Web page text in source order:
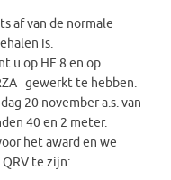
af van de normale
is.
u op HF 8 en op
gewerkt te hebben.
20 november a.s. van
40 en 2 meter.
het award en we
QRV te zijn: